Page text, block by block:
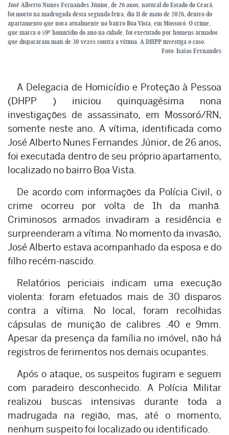
José Alberto Nunes Fernandes Júnior, de 26 anos, natural do Estado do Ceará,
foi morto na madrugada desta segunda-feira, dia 11 de maio de 2026, dentro do
apartamento que nora atualmente no bairro Boa Vista, em Mossoró. O crime,
que marca o 59º homicídio do ano na cidade, foi executado por homens armados
que dispararam mais de 30 vezes contra a vítima. A DHPP investiga o caso.
Foto: Isaías Fernandes
A Delegacia de Homicídio e Proteção à Pessoa
(DHPP ) iniciou quinquagésima nona
investigações de assassinato, em Mossoró/RN,
somente neste ano. A vítima, identificada como
José Alberto Nunes Fernandes Júnior, de 26 anos,
foi executada dentro de seu próprio apartamento,
localizado no bairro Boa Vista.
De acordo com informações da Polícia Civil, o
crime ocorreu por volta de 1h da manhã.
Criminosos armados invadiram a residência e
surpreenderam a vítima. No momento da invasão,
José Alberto estava acompanhado da esposa e do
filho recém-nascido.
Relatórios periciais indicam uma execução
violenta: foram efetuados mais de 30 disparos
contra a vítima. No local, foram recolhidas
cápsulas de munição de calibres .40 e 9mm.
Apesar da presença da família no imóvel, não há
registros de ferimentos nos demais ocupantes.
Após o ataque, os suspeitos fugiram e seguem
com paradeiro desconhecido. A Polícia Militar
realizou buscas intensivas durante toda a
madrugada na região, mas, até o momento,
nenhum suspeito foi localizado ou identificado.